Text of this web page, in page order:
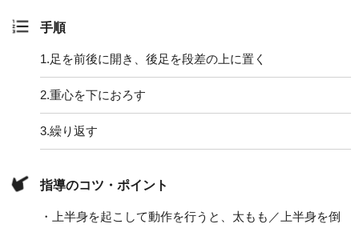
手順
1.足を前後に開き、後足を段差の上に置く
2.重心を下におろす
3.繰り返す
指導のコツ・ポイント
・上半身を起こして動作を行うと、太もも／上半身を倒